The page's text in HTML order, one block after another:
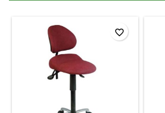
favorite_border